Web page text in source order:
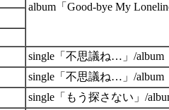
album「Good-bye My
single「不思議ね…」/album
single「不思議ね…」/album
single「もう探さない」/